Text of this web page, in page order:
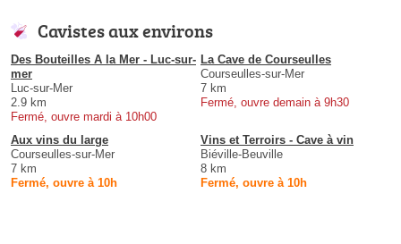
Cavistes aux environs
Des Bouteilles A la Mer - Luc-sur-
mer
Luc-sur-Mer
2.9 km
Fermé, ouvre mardi à 10h00
La Cave de Courseulles
Courseulles-sur-Mer
7 km
Fermé, ouvre demain à 9h30
Aux vins du large
Courseulles-sur-Mer
7 km
Fermé, ouvre à 10h
Vins et Terroirs - Cave à vin
Biéville-Beuville
8 km
Fermé, ouvre à 10h